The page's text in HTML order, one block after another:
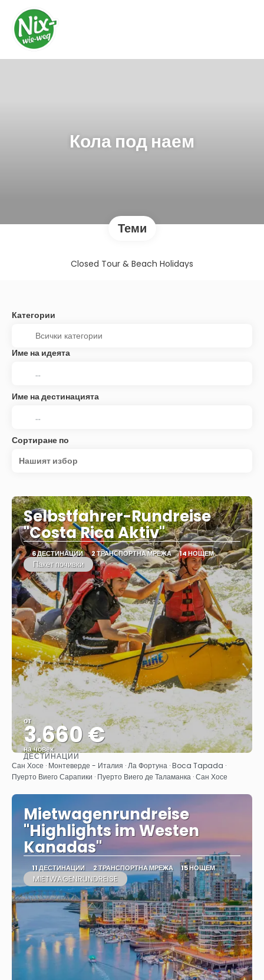
Кола под наем
Теми
Closed Tour & Beach Holidays
Категории
Име на идеята
Име на дестинацията
Сортиране по
Нашият избор
Selbstfahrer-Rundreise
"Costa Rica Aktiv"
6 ДЕСТИНАЦИИ 2 ТРАНСПОРТНА МРЕЖА 14 НОЩЕМ
Пакет почивки
от
3.660 €
на човек
Вижте
ДЕСТИНАЦИИ
Сан Хосе · Монтеверде - Италия · Ла Фортуна · Boca Tapada ·
Пуерто Виего Сарапики · Пуерто Виего де Таламанка · Сан Хосе
Mietwagenrundreise
"Highlights im Westen
Kanadas"
11 ДЕСТИНАЦИИ 2 ТРАНСПОРТНА МРЕЖА 15 НОЩЕМ
MIETWAGENRUNDREISE